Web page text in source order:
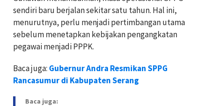
sendiri baru berjalan sekitar satu tahun. Hal ini,
menurutnya, perlu menjadi pertimbangan utama
sebelum menetapkan kebijakan pengangkatan
pegawai menjadi PPPK.
Baca juga: Gubernur Andra Resmikan SPPG
Rancasumur di Kabupaten Serang
Baca juga: